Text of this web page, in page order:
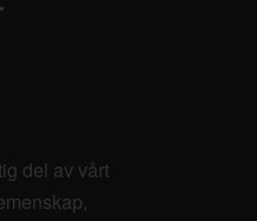
del av vårt